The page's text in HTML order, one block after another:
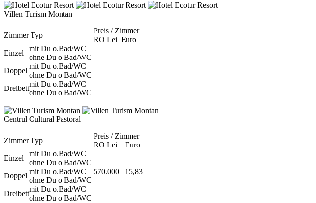
Villen Turism Montan
Zimmer Typ
Preis / Zimmer
RO Lei Euro
Einzel
mit Du o.Bad/WC
ohne Du o.Bad/WC
Doppel
mit Du o.Bad/WC
ohne Du o.Bad/WC
Dreibett
mit Du o.Bad/WC
ohne Du o.Bad/WC
Centrul Cultural Pastoral
Zimmer Typ
Preis / Zimmer
RO Lei
Euro
Einzel
mit Du o.Bad/WC
ohne Du o.Bad/WC
Doppel
mit Du o.Bad/WC 570.000
15,83
ohne Du o.Bad/WC
Dreibett
mit Du o.Bad/WC
ohne Du o.Bad/WC